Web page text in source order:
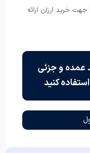
خرید ارزان ارائه
عمده و جزئی
کنید